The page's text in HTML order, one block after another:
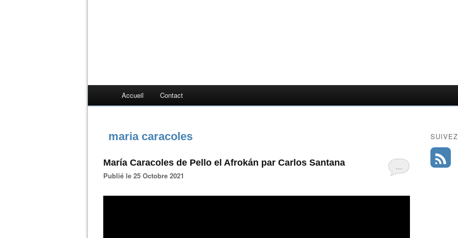
Accueil Contact
maria caracoles
…
María Caracoles de Pello el Afrokán par Carlos Santana
Publié le 25 Octobre 2021